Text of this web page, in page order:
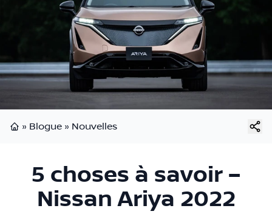
» Blogue » Nouvelles
5 choses à savoir –
Nissan Ariya 2022